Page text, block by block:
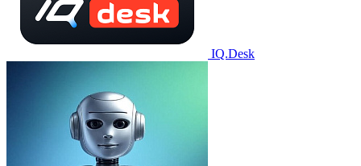
IQ.Desk